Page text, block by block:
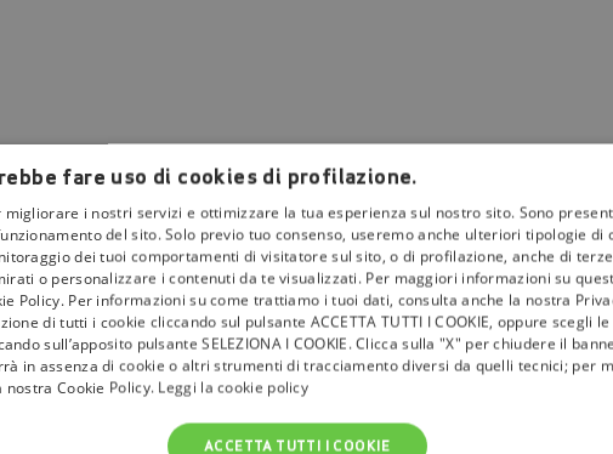
fare uso di cookies di profilazione.
i nostri servizi e ottimizzare la tua esperienza sul nostro sito. Sono
del sito. Solo previo tuo consenso, useremo anche ulteriori tipologie di
dei tuoi comportamenti di visitatore sul sito, o di profilazione, anche di
o personalizzare i contenuti da te visualizzati. Per maggiori informazioni su
Policy. Per informazioni su come trattiamo i tuoi dati, consulta anche la nostra
di tutti i cookie cliccando sul pulsante ACCETTA TUTTI I COOKIE, oppure scegli
sull’apposito pulsante SELEZIONA I COOKIE. Clicca sulla "X" per chiudere il
in assenza di cookie o altri strumenti di tracciamento diversi da quelli tecnici; per
Cookie Policy. Leggi la cookie policy
ACCETTA TUTTI I COOKIE